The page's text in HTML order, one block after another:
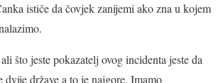
ističe da čovjek zanijemi ako zna u kojem
što jeste pokazatelj ovog incidenta jeste da
dvije države a to je najgore. Imamo